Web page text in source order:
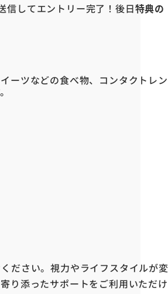
してエントリー完了！ 後日特典の
ーツなどの食べ物、 コンタクトレン
ださい。視力やライフスタイルが変
り添ったサポートをご利用いただけ